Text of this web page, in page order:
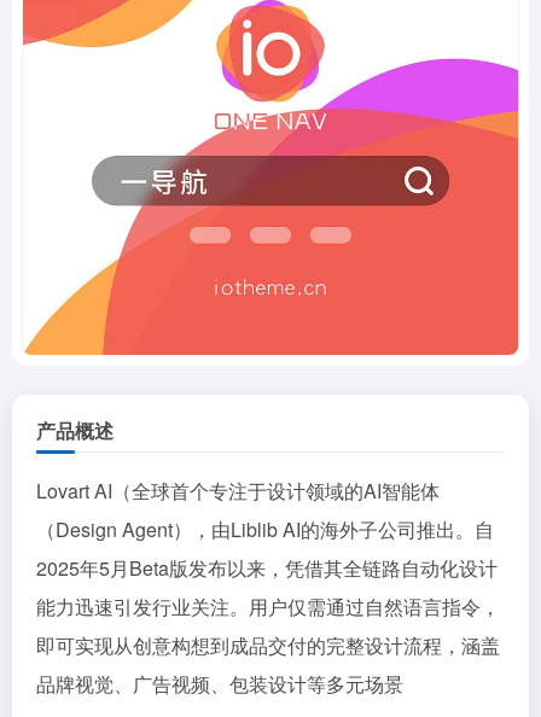
产品概述
Lovart AI（全球首个专注于设计领域的AI智能体
（Design Agent），由Liblib AI的海外子公司推出。自
2025年5月Beta版发布以来，凭借其全链路自动化设计
能力迅速引发行业关注。用户仅需通过自然语言指令，
即可实现从创意构想到成品交付的完整设计流程，涵盖
品牌视觉、广告视频、包装设计等多元场景